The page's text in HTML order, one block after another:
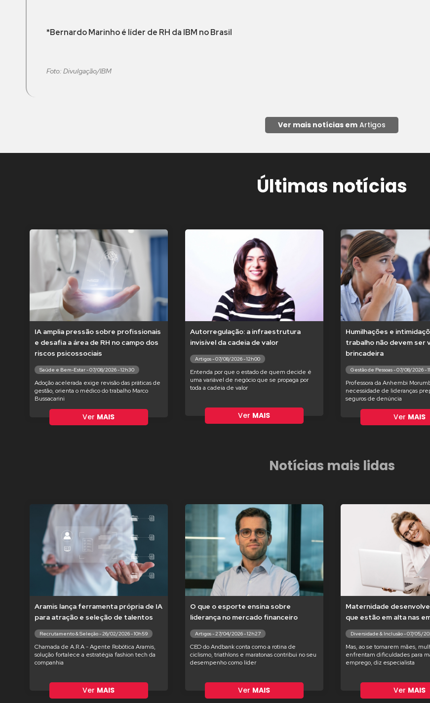
*Bernardo Marinho é líder de RH da IBM no Brasil
Foto: Divulgação/IBM
Ver mais notícias em Artigos
Últimas notícias
IA amplia pressão sobre profissionais
e desafia a área de RH no campo dos
riscos psicossociais
Saúde e Bem-Estar - 07/08/2026 - 12h30
Adoção acelerada exige revisão das práticas de
gestão, orienta o médico do trabalho Marco
Bussacarini
Ver MAIS
Autorregulação: a infraestrutura
invisível da cadeia de valor
Artigos - 07/08/2026 - 12h00
Entenda por que o estado de quem decide é
uma variável de negócio que se propaga por
toda a cadeia de valor
Ver MAIS
Humilhações e
trabalho não devem ser
brincadeira
Gestão de Pessoas - 07/08/2026 -
Professora da Anhembi
necessidade de lideranças
seguros de denúncia
Ver MAIS
Notícias mais lidas
Aramis lança ferramenta própria de IA
para atração e seleção de talentos
Recrutamento & Seleção - 26/02/2026 - 10h59
Chamada de A.R.A - Agente Robótica Aramis,
solução fortalece a estratégia fashion tech da
companhia
Ver MAIS
O que o esporte ensina sobre
liderança no mercado financeiro
Artigos - 27/04/2026 - 12h27
CEO do Andbank conta como a rotina de
ciclismo, triathlons e maratonas contribui no seu
desempenho como líder
Ver MAIS
Maternidade
que estão em alta nas
Diversidade & Inclusão - 07/05/
Mas, ao se tornarem mães,
enfrentam dificuldades para
emprego, diz especialista
Ver MAIS